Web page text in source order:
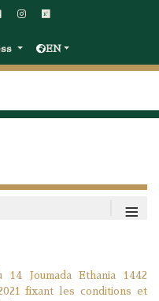
EN
≡
Joumada Ethania 1442
fixant les conditions et